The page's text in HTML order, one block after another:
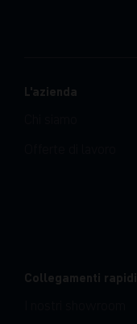
L'azienda
Collegamenti rapidi